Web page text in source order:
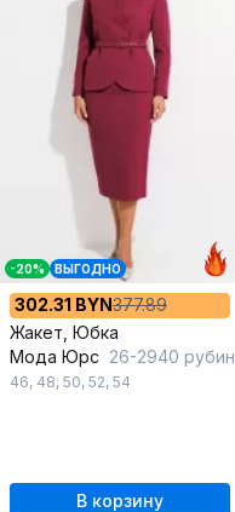
-20% ВЫГОДНО
302.31 BYN377.89
Жакет, Юбка
Мода Юрс 26-2940 рубин
46, 48, 50, 52, 54
В корзину